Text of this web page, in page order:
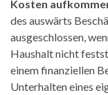
Kosten
des auswärts
ausgeschlossen,
Haushalt nicht
einem finanziellen
Unterhalten eines